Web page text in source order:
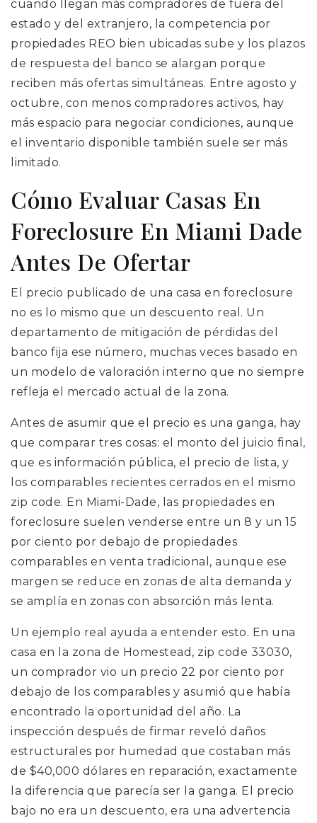
cuando llegan más compradores de fuera del
estado y del extranjero, la competencia por
propiedades REO bien ubicadas sube y los plazos
de respuesta del banco se alargan porque
reciben más ofertas simultáneas. Entre agosto y
octubre, con menos compradores activos, hay
más espacio para negociar condiciones, aunque
el inventario disponible también suele ser más
limitado.
Cómo Evaluar Casas En
Foreclosure En Miami Dade
Antes De Ofertar
El precio publicado de una casa en foreclosure
no es lo mismo que un descuento real. Un
departamento de mitigación de pérdidas del
banco fija ese número, muchas veces basado en
un modelo de valoración interno que no siempre
refleja el mercado actual de la zona.
Antes de asumir que el precio es una ganga, hay
que comparar tres cosas: el monto del juicio final,
que es información pública, el precio de lista, y
los comparables recientes cerrados en el mismo
zip code. En Miami-Dade, las propiedades en
foreclosure suelen venderse entre un 8 y un 15
por ciento por debajo de propiedades
comparables en venta tradicional, aunque ese
margen se reduce en zonas de alta demanda y
se amplía en zonas con absorción más lenta.
Un ejemplo real ayuda a entender esto. En una
casa en la zona de Homestead, zip code 33030,
un comprador vio un precio 22 por ciento por
debajo de los comparables y asumió que había
encontrado la oportunidad del año. La
inspección después de firmar reveló daños
estructurales por humedad que costaban más
de $40,000 dólares en reparación, exactamente
la diferencia que parecía ser la ganga. El precio
bajo no era un descuento, era una advertencia